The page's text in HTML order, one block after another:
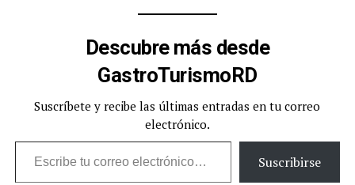
Descubre más desde
GastroTurismoRD
Suscríbete y recibe las últimas entradas en tu correo
electrónico.
Escribe tu correo electrónico…
Suscribirse